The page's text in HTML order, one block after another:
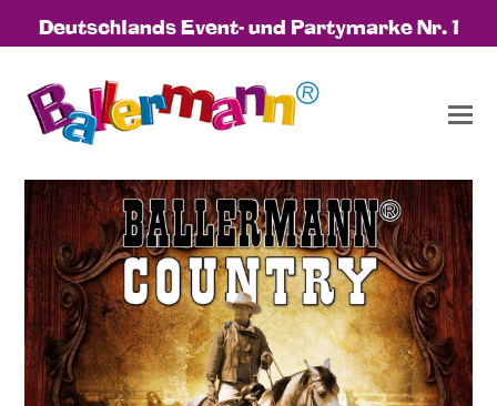
Deutschlands Event- und Partymarke Nr. 1